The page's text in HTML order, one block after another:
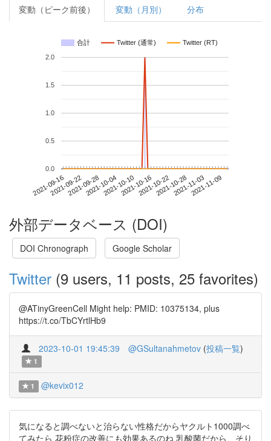
変動（ピーク前後） 変動（月別） 分布
合計 Twitter (通常) Twitter (RT)
2021-09-162021-09-222021-09-282021-10-042021-10-102021-10-162021-10-222021-10-282021-11-032021-11-09
0.0
0.5
1.0
1.5
2.0
外部データベース (DOI)
DOI Chronograph Google Scholar
Twitter (9 users, 11 posts, 25 favorites)
@ATinyGreenCell Might help: PMID: 10375134, plus
https://t.co/TbCYrtlHb9
2023-10-01 19:45:39 @GSultanahmetov (投稿一覧)
1
1 @kevix012
気になると調べないと治らない性格だからヤクルト1000調べ
てみたら 花粉症の改善にも効果あるのね 乳酸菌だから そり